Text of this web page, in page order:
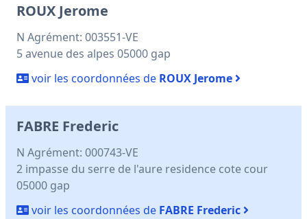
ROUX Jerome
N Agrément: 003551-VE
5 avenue des alpes 05000 gap
voir les coordonnées de ROUX Jerome
FABRE Frederic
N Agrément: 000743-VE
2 impasse du serre de l'aure residence cote cour
05000 gap
voir les coordonnées de FABRE Frederic